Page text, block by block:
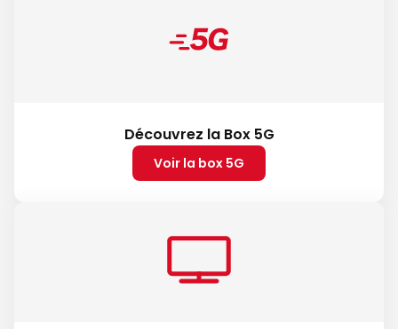
Découvrez la Box 5G
Voir la box 5G